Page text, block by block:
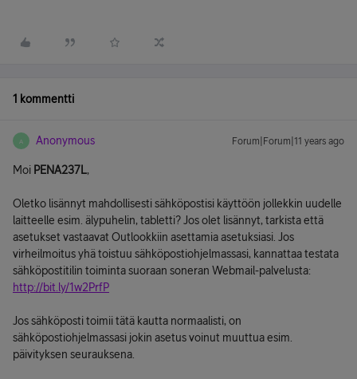
1 kommentti
A Anonymous Forum|Forum|11 years ago
Moi PENA237L,
Oletko lisännyt mahdollisesti sähköpostisi käyttöön jollekkin uudelle
laitteelle esim. älypuhelin, tabletti? Jos olet lisännyt, tarkista että
asetukset vastaavat Outlookkiin asettamia asetuksiasi. Jos
virheilmoitus yhä toistuu sähköpostiohjelmassasi, kannattaa testata
sähköpostitilin toiminta suoraan soneran Webmail-palvelusta:
http://bit.ly/1w2PrfP
Jos sähköposti toimii tätä kautta normaalisti, on
sähköpostiohjelmassasi jokin asetus voinut muuttua esim.
päivityksen seurauksena.